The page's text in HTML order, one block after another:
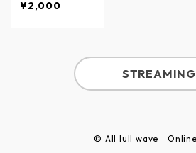
「特別複製盤」
¥2,000
STREAMING
© All lull wave｜